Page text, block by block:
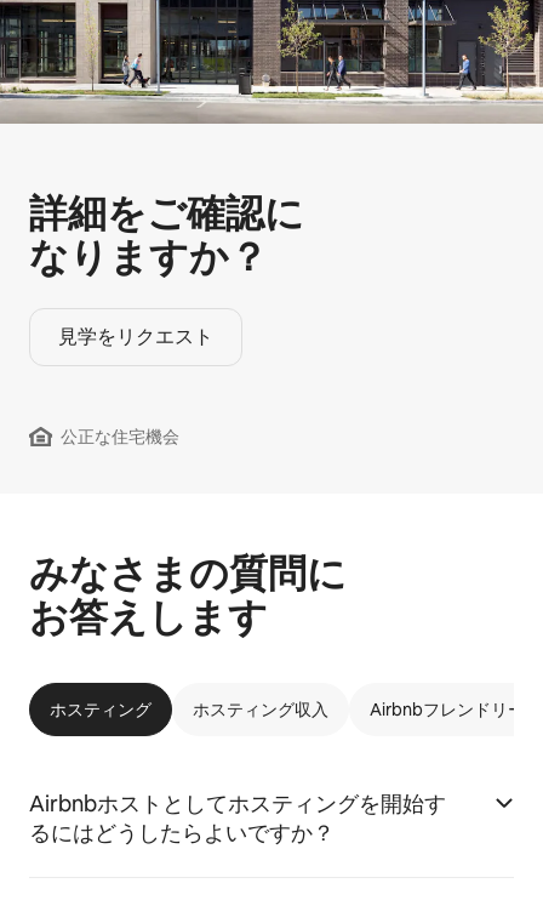
詳細をご確認に
なりますか？
見学をリクエスト
公正な住宅機会
みなさまの質問に
お答えします
ホスティング ホスティング収入 Airbnbフレンドリー
Airbnbホストとしてホスティングを開始す
るにはどうしたらよいですか？